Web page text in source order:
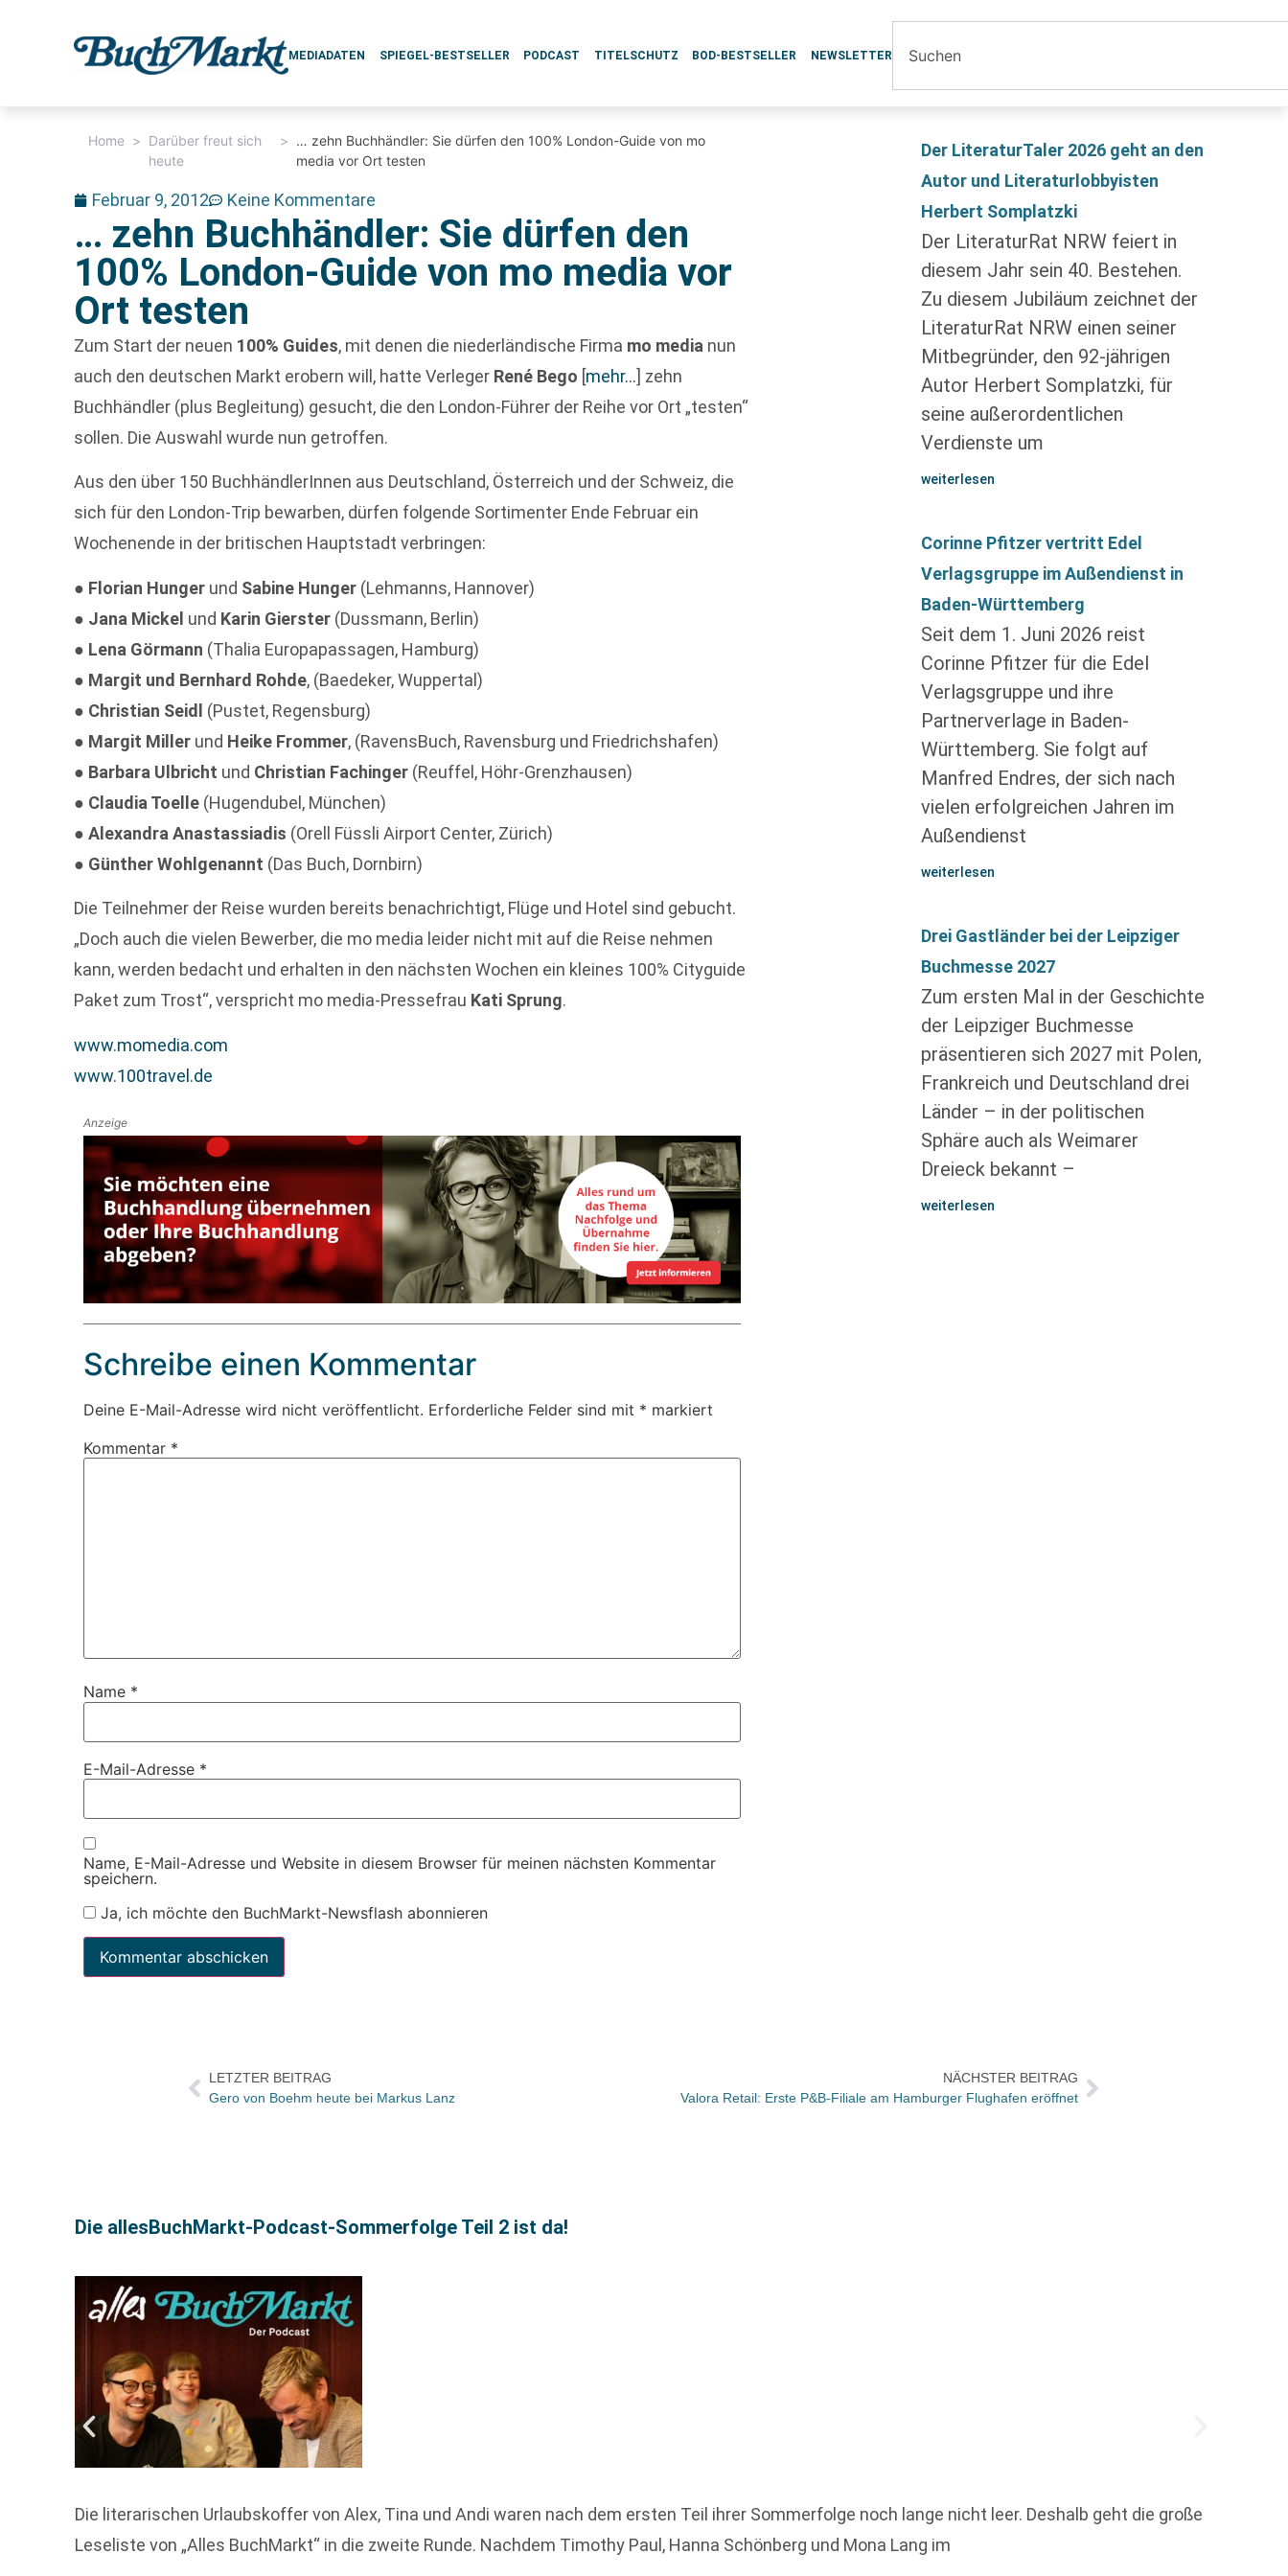
MEDIADATEN SPIEGEL-BESTSELLER PODCAST TITELSCHUTZ BOD-BESTSELLER NEWSLETTER
Home > Darüber freut sich
heute
> … zehn Buchhändler: Sie dürfen den 100% London-Guide von mo
media vor Ort testen
Februar 9, 2012 Keine Kommentare
… zehn Buchhändler: Sie dürfen den
100% London-Guide von mo media vor
Ort testen
Zum Start der neuen 100% Guides, mit denen die niederländische Firma mo media nun
auch den deutschen Markt erobern will, hatte Verleger René Bego [mehr…] zehn
Buchhändler (plus Begleitung) gesucht, die den London-Führer der Reihe vor Ort „testen“
sollen. Die Auswahl wurde nun getroffen.
Aus den über 150 BuchhändlerInnen aus Deutschland, Österreich und der Schweiz, die
sich für den London-Trip bewarben, dürfen folgende Sortimenter Ende Februar ein
Wochenende in der britischen Hauptstadt verbringen:
● Florian Hunger und Sabine Hunger (Lehmanns, Hannover)
● Jana Mickel und Karin Gierster (Dussmann, Berlin)
● Lena Görmann (Thalia Europapassagen, Hamburg)
● Margit und Bernhard Rohde, (Baedeker, Wuppertal)
● Christian Seidl (Pustet, Regensburg)
● Margit Miller und Heike Frommer, (RavensBuch, Ravensburg und Friedrichshafen)
● Barbara Ulbricht und Christian Fachinger (Reuffel, Höhr-Grenzhausen)
● Claudia Toelle (Hugendubel, München)
●Alexandra Anastassiadis (Orell Füssli Airport Center, Zürich)
● Günther Wohlgenannt (Das Buch, Dornbirn)
Die Teilnehmer der Reise wurden bereits benachrichtigt, Flüge und Hotel sind gebucht.
„Doch auch die vielen Bewerber, die mo media leider nicht mit auf die Reise nehmen
kann, werden bedacht und erhalten in den nächsten Wochen ein kleines 100% Cityguide
Paket zum Trost“, verspricht mo media-Pressefrau Kati Sprung.
www.momedia.com
www.100travel.de
Anzeige
Schreibe einen Kommentar
Deine E-Mail-Adresse wird nicht veröffentlicht. Erforderliche Felder sind mit * markiert
Kommentar *
Name *
E-Mail-Adresse *
Name, E-Mail-Adresse und Website in diesem Browser für meinen nächsten Kommentar
speichern.
Ja, ich möchte den BuchMarkt-Newsflash abonnieren
Der LiteraturTaler 2026 geht an den
Autor und Literaturlobbyisten
Herbert Somplatzki
Der LiteraturRat NRW feiert in
diesem Jahr sein 40. Bestehen.
Zu diesem Jubiläum zeichnet der
LiteraturRat NRW einen seiner
Mitbegründer, den 92-jährigen
Autor Herbert Somplatzki, für
seine außerordentlichen
Verdienste um
weiterlesen
Corinne Pfitzer vertritt Edel
Verlagsgruppe im Außendienst in
Baden-Württemberg
Seit dem 1. Juni 2026 reist
Corinne Pfitzer für die Edel
Verlagsgruppe und ihre
Partnerverlage in Baden-
Württemberg. Sie folgt auf
Manfred Endres, der sich nach
vielen erfolgreichen Jahren im
Außendienst
weiterlesen
Drei Gastländer bei der Leipziger
Buchmesse 2027
Zum ersten Mal in der Geschichte
der Leipziger Buchmesse
präsentieren sich 2027 mit Polen,
Frankreich und Deutschland drei
Länder – in der politischen
Sphäre auch als Weimarer
Dreieck bekannt –
weiterlesen
LETZTER BEITRAG
Gero von Boehm heute bei Markus Lanz
NÄCHSTER BEITRAG
Valora Retail: Erste P&B-Filiale am Hamburger Flughafen eröffnet
Die allesBuchMarkt-Podcast-Sommerfolge Teil 2 ist da!
Die literarischen Urlaubskoffer von Alex, Tina und Andi waren nach dem ersten Teil ihrer Sommerfolge noch lange nicht leer. Deshalb geht die große
Leseliste von „Alles BuchMarkt“ in die zweite Runde. Nachdem Timothy Paul, Hanna Schönberg und Mona Lang im